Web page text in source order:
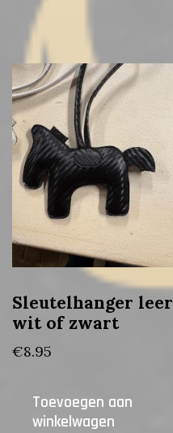
Sleutelhanger leer
wit of zwart
€8.95
Toevoegen aan
winkelwagen